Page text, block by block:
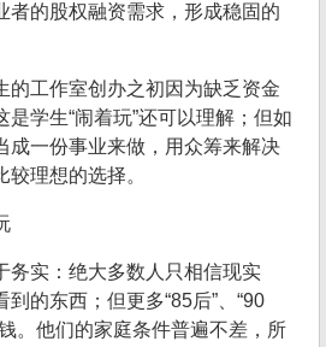
者的股权融资需求，形成稳固的
的工作室创办之初因为缺乏资金
学生“闹着玩”还可以理解；但如
成一份事业来做，用众筹来解决
较理想的选择。
务实：绝大多数人只相信现实
的东西；但更多“85后”、“90
。他们的家庭条件普遍不差，所